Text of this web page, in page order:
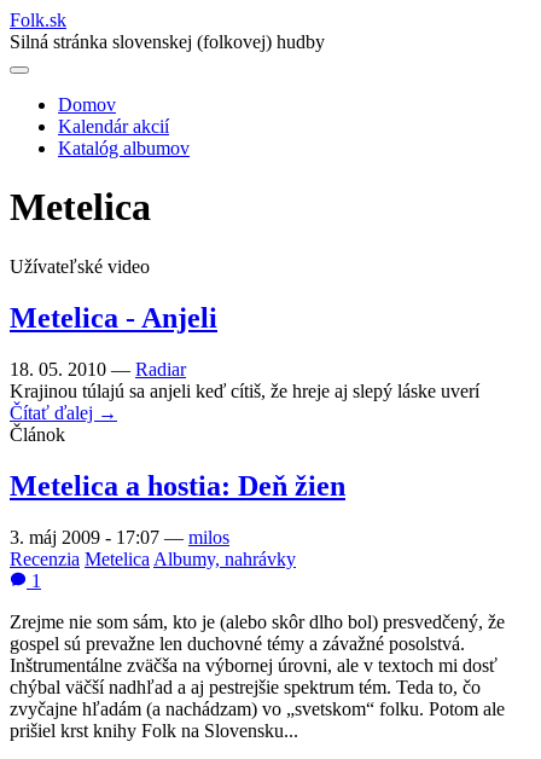
Folk.sk
Silná stránka slovenskej (folkovej) hudby
Main
navigation
Domov
Kalendár akcií
Katalóg albumov
Metelica
Užívateľské video
Metelica - Anjeli
18. 05. 2010 — Radiar
Krajinou túlajú sa anjeli keď cítiš, že hreje aj slepý láske uverí
Čítať ďalej →
Článok
Metelica a hostia: Deň žien
3. máj 2009 - 17:07 — milos
Recenzia Metelica Albumy, nahrávky
1
Zrejme nie som sám, kto je (alebo skôr dlho bol) presvedčený, že
gospel sú prevažne len duchovné témy a závažné posolstvá.
Inštrumentálne zväčša na výbornej úrovni, ale v textoch mi dosť
chýbal väčší nadhľad a aj pestrejšie spektrum tém. Teda to, čo
zvyčajne hľadám (a nachádzam) vo „svetskom“ folku. Potom ale
prišiel krst knihy Folk na Slovensku...